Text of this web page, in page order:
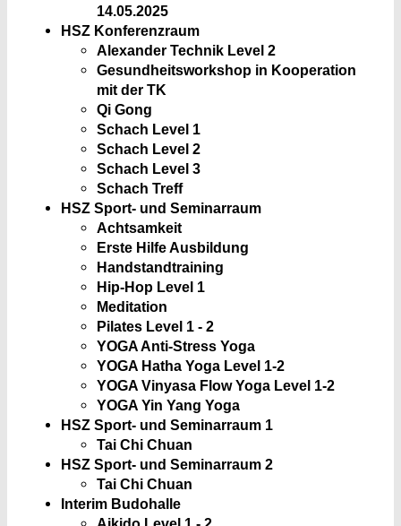
14.05.2025
HSZ Konferenzraum
Alexander Technik Level 2
Gesundheitsworkshop in Kooperation
mit der TK
Qi Gong
Schach Level 1
Schach Level 2
Schach Level 3
Schach Treff
HSZ Sport- und Seminarraum
Achtsamkeit
Erste Hilfe Ausbildung
Handstandtraining
Hip-Hop Level 1
Meditation
Pilates Level 1 - 2
YOGA Anti-Stress Yoga
YOGA Hatha Yoga Level 1-2
YOGA Vinyasa Flow Yoga Level 1-2
YOGA Yin Yang Yoga
HSZ Sport- und Seminarraum 1
Tai Chi Chuan
HSZ Sport- und Seminarraum 2
Tai Chi Chuan
Interim Budohalle